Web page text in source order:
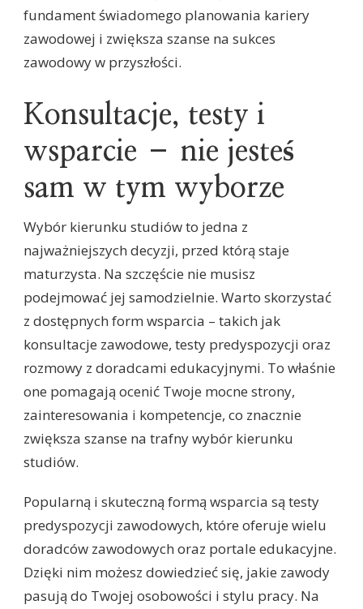
fundament świadomego planowania kariery
zawodowej i zwiększa szanse na sukces
zawodowy w przyszłości.
Konsultacje, testy i
wsparcie – nie jesteś
sam w tym wyborze
Wybór kierunku studiów to jedna z
najważniejszych decyzji, przed którą staje
maturzysta. Na szczęście nie musisz
podejmować jej samodzielnie. Warto skorzystać
z dostępnych form wsparcia – takich jak
konsultacje zawodowe, testy predyspozycji oraz
rozmowy z doradcami edukacyjnymi. To właśnie
one pomagają ocenić Twoje mocne strony,
zainteresowania i kompetencje, co znacznie
zwiększa szanse na trafny wybór kierunku
studiów.
Popularną i skuteczną formą wsparcia są testy
predyspozycji zawodowych, które oferuje wielu
doradców zawodowych oraz portale edukacyjne.
Dzięki nim możesz dowiedzieć się, jakie zawody
pasują do Twojej osobowości i stylu pracy. Na